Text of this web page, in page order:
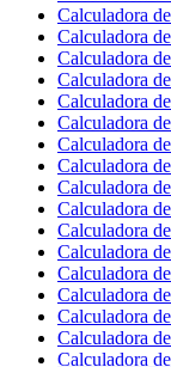
Calculadora
Calculadora
Calculadora
Calculadora
Calculadora
Calculadora
Calculadora
Calculadora
Calculadora
Calculadora
Calculadora
Calculadora
Calculadora
Calculadora
Calculadora
Calculadora
Calculadora